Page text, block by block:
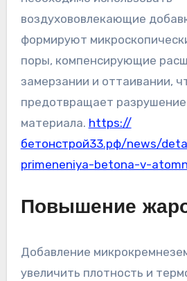
воздухововлекающие
формируют
поры, компенсирующие
замерзании и оттаивании,
предотвращает
материала. https://
бетонстрой33.рф/news/
primeneniya-betona-v-
Повышение
Добавление
увеличить плотность и